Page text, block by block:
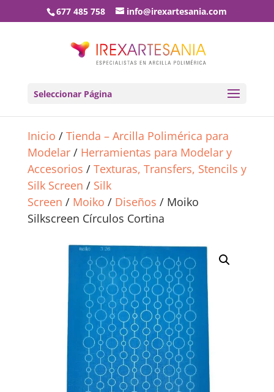
677 485 758 info@irexartesania.com
Seleccionar Página
Inicio / Tienda – Arcilla Polimérica para
Modelar/ Herramientas para Modelar y
Accesorios / Texturas, Transfers, Stencils y
Silk Screen / Silk
Screen / Moiko / Diseños / Moiko
Silkscreen Círculos Cortina